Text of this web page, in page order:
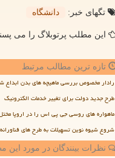
تگهای خبر: دانشگاه
این مطلب پرتوبلاگ را می
تازه ترین مطالب مرتبط
رادار مخصوص بررسی ماهیچه های بدن ابداع
طرح جدید دولت برای تغییر خدمات الکترونیک
ماهواره های روسی جی پی اس را در اروپا
شروع شیوه نوین تسهیلات به طرح های
نظرات بینندگان در مورد این